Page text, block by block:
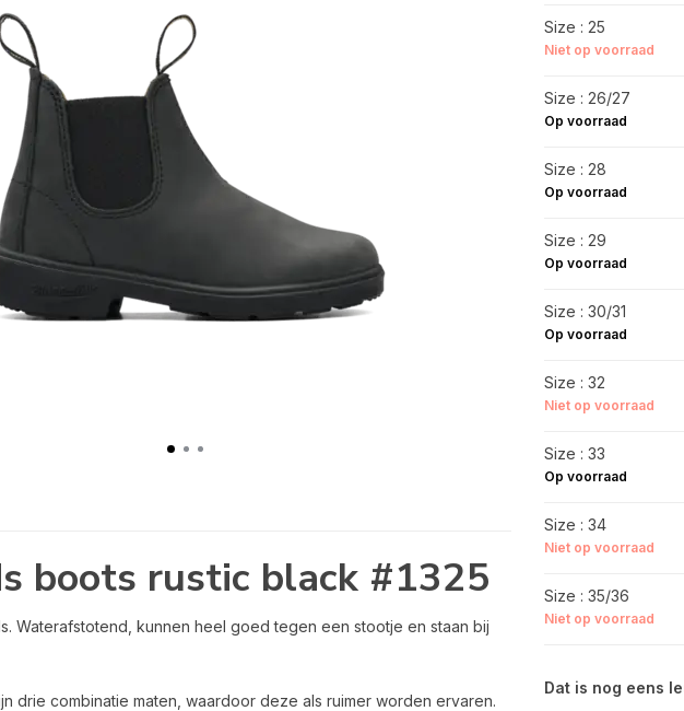
boots rustic black #1325
Waterafstotend, kunnen heel goed tegen een stootje en staan bij
drie combinatie maten, waardoor deze als ruimer worden ervaren.
Size : 25
Niet op voorraad
Size : 26/27
Op voorraad
Size : 28
Op voorraad
Size : 29
Op voorraad
Size : 30/31
Op voorraad
Size : 32
Niet op voorraad
Size : 33
Op voorraad
Size : 34
Niet op voorraad
Size : 35/36
Niet op voorraad
Dat is nog eens